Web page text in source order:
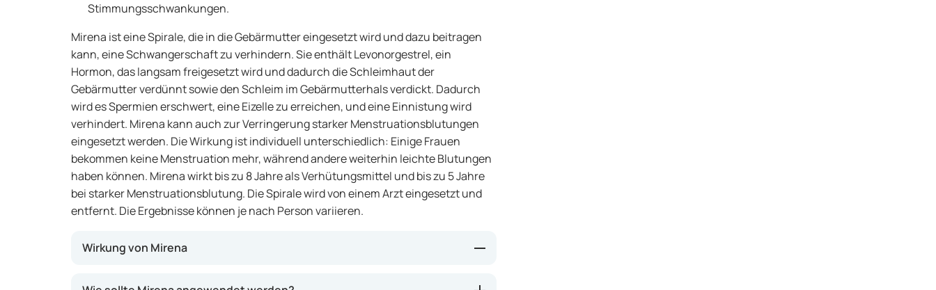
Stimmungsschwankungen.
Mirena ist eine Spirale, die in die Gebärmutter eingesetzt wird und dazu beitragen
kann, eine Schwangerschaft zu verhindern. Sie enthält Levonorgestrel, ein
Hormon, das langsam freigesetzt wird und dadurch die Schleimhaut der
Gebärmutter verdünnt sowie den Schleim im Gebärmutterhals verdickt. Dadurch
wird es Spermien erschwert, eine Eizelle zu erreichen, und eine Einnistung wird
verhindert. Mirena kann auch zur Verringerung starker Menstruationsblutungen
eingesetzt werden. Die Wirkung ist individuell unterschiedlich: Einige Frauen
bekommen keine Menstruation mehr, während andere weiterhin leichte Blutungen
haben können. Mirena wirkt bis zu 8 Jahre als Verhütungsmittel und bis zu 5 Jahre
bei starker Menstruationsblutung. Die Spirale wird von einem Arzt eingesetzt und
entfernt. Die Ergebnisse können je nach Person variieren.
Wirkung von Mirena